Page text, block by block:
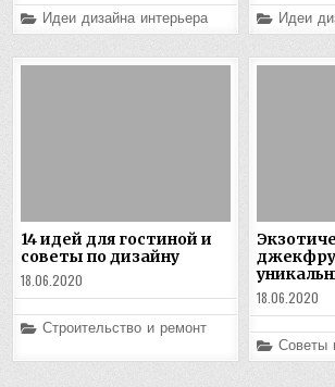
Posted
in
Идеи дизайна интерьера Posted
in
Идеи
14 идей для гостиной и
советы по дизайну
18.06.2020
Posted
Строительство и ремонт
18.06.2020
Posted
in
Советы